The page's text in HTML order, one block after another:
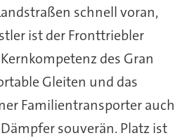
schnell voran,
ist der Fronttriebler
des Gran
Gleiten und das
Familientransporter auch
souverän. Platz ist